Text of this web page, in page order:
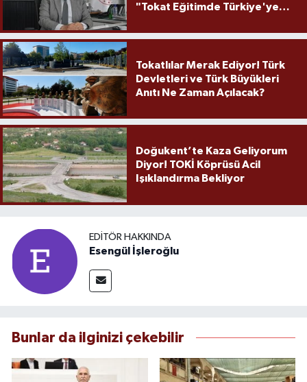
"Tokat Eğitimde Türkiye'ye
Tokatlılar Merak Ediyor! Türk
Devletleri ve Türk Büyükleri
Anıtı Ne Zaman Açılacak?
Doğukent’te Kaza Geliyorum
Diyor! TOKİ Köprüsü Acil
Işıklandırma Bekliyor
EDITÖR HAKKINDA
Esengül İşleroğlu
Bunlar da ilginizi çekebilir